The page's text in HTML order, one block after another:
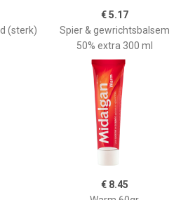
(sterk)
€ 5.17
Spier & gewrichtsbalsem
50% extra 300 ml
€ 8.45